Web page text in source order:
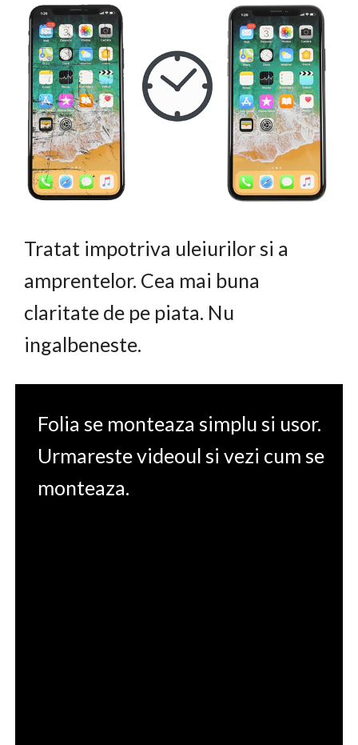
Tratat impotriva uleiurilor si a
amprentelor. Cea mai buna
claritate de pe piata. Nu
ingalbeneste.
Folia se monteaza simplu si usor.
Urmareste videoul si vezi cum se
monteaza.